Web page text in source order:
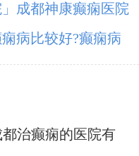
」成都神康癫痫医院
庆典活动
病比较好?癫痫病
治癫痫的医院有